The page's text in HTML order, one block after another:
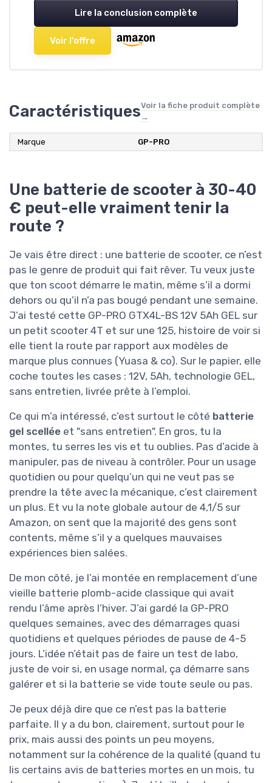
Lire la conclusion complète
Voir l'offre
CaractéristiquesVoir la fiche produit complète
→
Marque GP-PRO
Une batterie de scooter à 30-40
€ peut-elle vraiment tenir la
route ?
Je vais être direct : une batterie de scooter, ce n’est
pas le genre de produit qui fait rêver. Tu veux juste
que ton scoot démarre le matin, même s’il a dormi
dehors ou qu’il n’a pas bougé pendant une semaine.
J’ai testé cette GP-PRO GTX4L-BS 12V 5Ah GEL sur
un petit scooter 4T et sur une 125, histoire de voir si
elle tient la route par rapport aux modèles de
marque plus connues (Yuasa & co). Sur le papier, elle
coche toutes les cases : 12V, 5Ah, technologie GEL,
sans entretien, livrée prête à l’emploi.
Ce qui m’a intéressé, c’est surtout le côté batterie
gel scellée et "sans entretien". En gros, tu la
montes, tu serres les vis et tu oublies. Pas d’acide à
manipuler, pas de niveau à contrôler. Pour un usage
quotidien ou pour quelqu’un qui ne veut pas se
prendre la tête avec la mécanique, c’est clairement
un plus. Et vu la note globale autour de 4,1/5 sur
Amazon, on sent que la majorité des gens sont
contents, même s’il y a quelques mauvaises
expériences bien salées.
De mon côté, je l’ai montée en remplacement d’une
vieille batterie plomb-acide classique qui avait
rendu l’âme après l’hiver. J’ai gardé la GP-PRO
quelques semaines, avec des démarrages quasi
quotidiens et quelques périodes de pause de 4-5
jours. L’idée n’était pas de faire un test de labo,
juste de voir si, en usage normal, ça démarre sans
galérer et si la batterie se vide toute seule ou pas.
Je peux déjà dire que ce n’est pas la batterie
parfaite. Il y a du bon, clairement, surtout pour le
prix, mais aussi des points un peu moyens,
notamment sur la cohérence de la qualité (quand tu
lis certains avis de batteries mortes en un mois, tu